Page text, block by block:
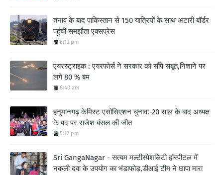
तनाव के बाद पाकिस्तान से 150 यात्रियों के साथ अटारी बॉर्डर
पहुंची समझौता एक्सप्रेस
6:12 pm
एयरस्ट्राइक : एयरफोर्स ने सरकार को सौंपे सबूत,निशाने पर
लगे 80 % बम
8:40 am
हनुमानगढ़ केमिस्ट एसोसिएशन चुनाव:-20 साल के बाद अध्यक्ष
के पद पर राजेश बंसल की जीत
5:12 pm
Sri GangaNagar - सत्यम मल्टीस्पेशलिटी हॉस्पीटल में
नकली दवा के उपयोग का भंडाफोड़,डीआई टीम ने छापा मारा